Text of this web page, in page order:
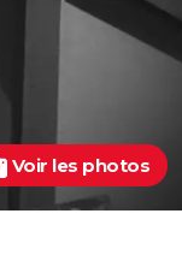
: Tom Cruise a-t-il
avions pour les
que signifient les
? On vous
: le film Marvel
bande-
Voir les photos